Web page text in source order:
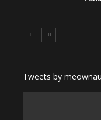
Tweets by